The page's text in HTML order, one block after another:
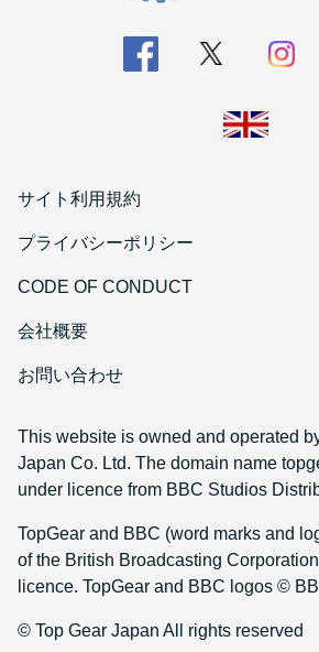
サイト利用規約
プライバシーポリシー
CODE OF CONDUCT
会社概要
お問い合わせ
This website is owned and operated
Japan Co. Ltd. The domain name
under licence from BBC Studios
TopGear and BBC (word marks and
of the British Broadcasting
licence. TopGear and BBC logos ©
© Top Gear Japan All rights reserved